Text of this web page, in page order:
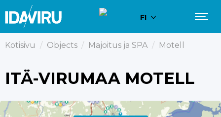
FI
Kotisivu / Objects / Majoitus ja SPA / Motell
ITÄ-VIRUMAA MOTELL